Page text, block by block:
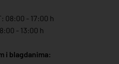
08:00 - 17:00 h
- 13:00 h
i blagdanima: